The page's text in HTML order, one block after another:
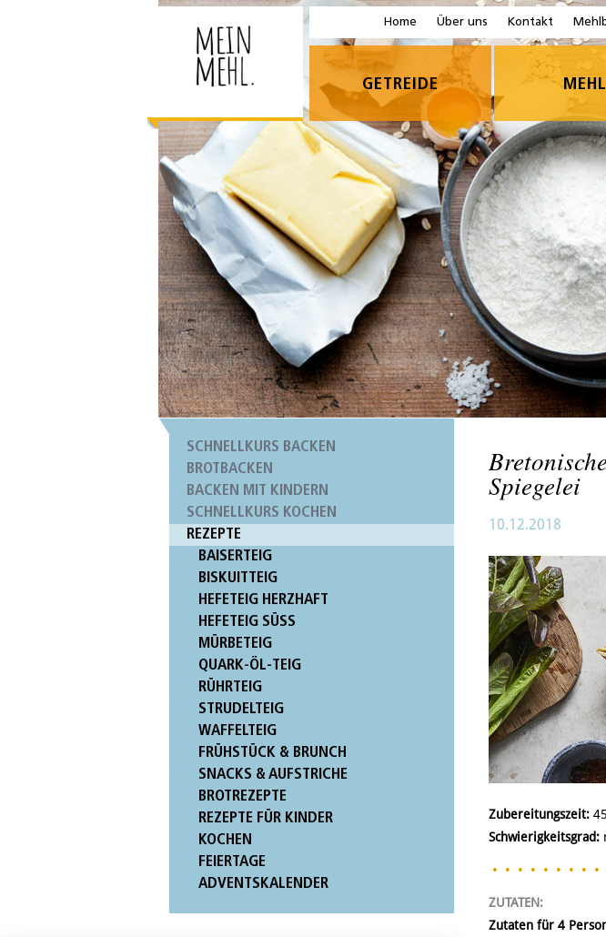
Home Über uns Kontakt
GETREIDE MEHL
SCHNELLKURS BACKEN
BROTBACKEN
BACKEN MIT KINDERN
SCHNELLKURS KOCHEN
REZEPTE
BAISERTEIG
BISKUITTEIG
HEFETEIG HERZHAFT
HEFETEIG SÜSS
MÜRBETEIG
QUARK-ÖL-TEIG
RÜHRTEIG
STRUDELTEIG
WAFFELTEIG
FRÜHSTÜCK & BRUNCH
SNACKS & AUFSTRICHE
BROTREZEPTE
REZEPTE FÜR KINDER
KOCHEN
FEIERTAGE
ADVENTSKALENDER
Spiegelei
10.12.2018
Zubereitungszeit:
Schwierigkeitsgrad:
ZUTATEN:
Zutaten für 4